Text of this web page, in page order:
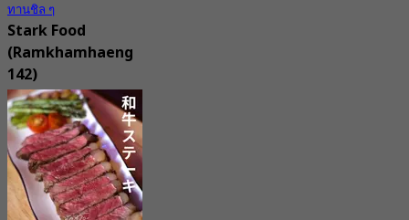
ทานชิล ๆ
Stark Food
(Ramkhamhaeng
142)
New
4.9
จาก฿ 330